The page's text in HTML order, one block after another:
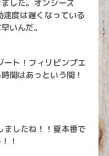
した。オンシーズ
度は遅くなっている
いんだ。
ト！フィリピンプエ
間はあっという間！
したね！！夏本番で
！